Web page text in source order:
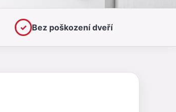
✓ Bez poškození dveří